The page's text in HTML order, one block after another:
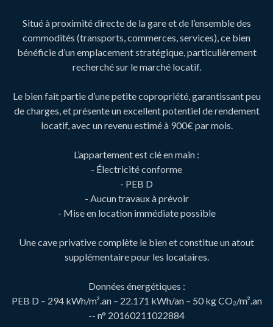
Situé à proximité directe de la gare et de l’ensemble des
commodités (transports, commerces, services), ce bien
bénéficie d’un emplacement stratégique, particulièrement
recherché sur le marché locatif.
Le bien fait partie d’une petite copropriété, garantissant peu
de charges, et présente un excellent potentiel de rendement
locatif, avec un revenu estimé à 900€ par mois.
L’appartement est clé en main :
- Électricité conforme
- PEB D
- Aucun travaux à prévoir
- Mise en location immédiate possible
Une cave privative complète le bien et constitue un atout
supplémentaire pour les locataires.
Données énergétiques :
PEB D – 294 kWh/m².an – 22.171 kWh/an – 50 kg CO₂/m².an
-- n° 20160211022884